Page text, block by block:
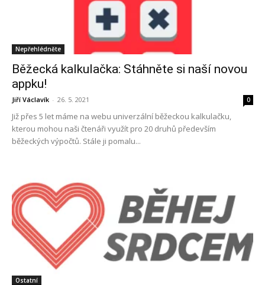
Nepřehlédněte
Běžecká kalkulačka: Stáhněte si naší novou
appku!
Jiří Václavík - 26. 5. 2021 0
Již přes 5 let máme na webu univerzální běžeckou kalkulačku,
kterou mohou naši čtenáři využít pro 20 druhů především
běžeckých výpočtů. Stále ji pomalu...
Ostatní